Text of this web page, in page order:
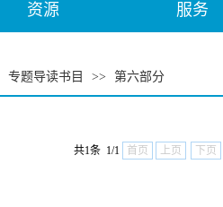
资源 服务
专题导读书目 >> 第六部分
共1条 1/1 首页 上页 下页